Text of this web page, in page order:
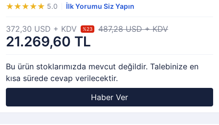
5.0 İlk Yorumu Siz Yapın
21.269,60 TL
372,30 USD + KDV %23 487,28 USD + KDV
Bu ürün stoklarımızda mevcut değildir. Talebinize en
kısa sürede cevap verilecektir.
Haber Ver